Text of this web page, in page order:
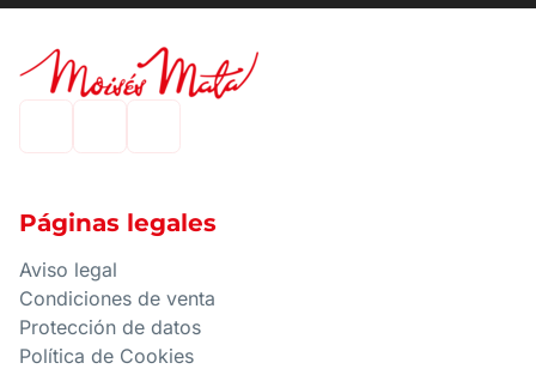
Páginas legales
Aviso legal
Condiciones de venta
Protección de datos
Política de Cookies